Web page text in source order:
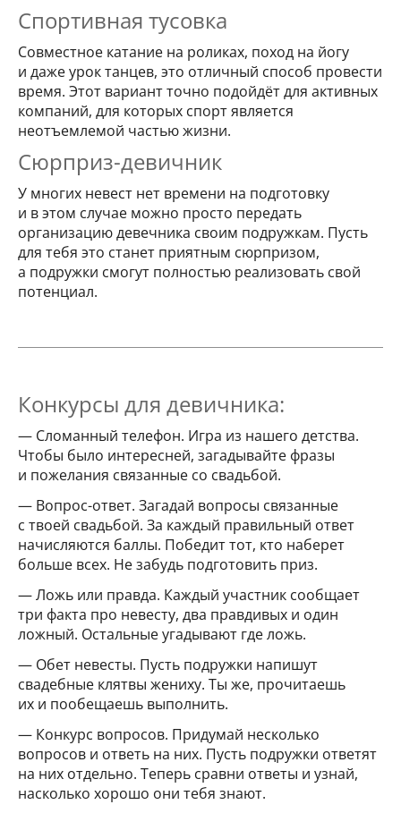
Спортивная тусовка
Совместное катание на роликах, поход на йогу
и даже урок танцев, это отличный способ провести
время. Этот вариант точно подойдёт для активных
компаний, для которых спорт является
неотъемлемой частью жизни.
Сюрприз-девичник
У многих невест нет времени на подготовку
и в этом случае можно просто передать
организацию девечника своим подружкам. Пусть
для тебя это станет приятным сюрпризом,
а подружки смогут полностью реализовать свой
потенциал.
Конкурсы для девичника:
— Сломанный телефон. Игра из нашего детства.
Чтобы было интересней, загадывайте фразы
и пожелания связанные со свадьбой.
— Вопрос-ответ. Загадай вопросы связанные
с твоей свадьбой. За каждый правильный ответ
начисляются баллы. Победит тот, кто наберет
больше всех. Не забудь подготовить приз.
— Ложь или правда. Каждый участник сообщает
три факта про невесту, два правдивых и один
ложный. Остальные угадывают где ложь.
— Обет невесты. Пусть подружки напишут
свадебные клятвы жениху. Ты же, прочитаешь
их и пообещаешь выполнить.
— Конкурс вопросов. Придумай несколько
вопросов и ответь на них. Пусть подружки ответят
на них отдельно. Теперь сравни ответы и узнай,
насколько хорошо они тебя знают.